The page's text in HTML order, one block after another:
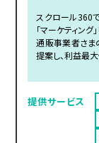
スクロール360で
「マーケティング
通販事業者さま
提案し、利益最
提供サービス